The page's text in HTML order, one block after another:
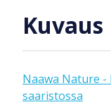
Kuvaus
Naawa Nature
saaristossa